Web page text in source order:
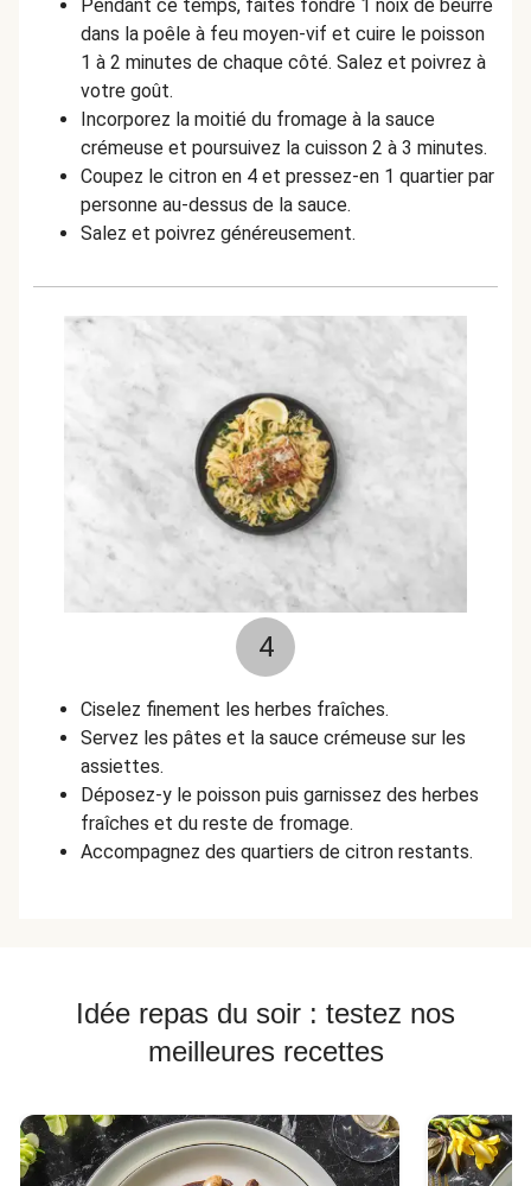
Pendant ce temps, faites fondre 1 noix de beurre
dans la poêle à feu moyen-vif et cuire le poisson
1 à 2 minutes de chaque côté. Salez et poivrez à
votre goût.
Incorporez la moitié du fromage à la sauce
crémeuse et poursuivez la cuisson 2 à 3 minutes.
Coupez le citron en 4 et pressez-en 1 quartier par
personne au-dessus de la sauce.
Salez et poivrez généreusement.
4
Ciselez finement les herbes fraîches.
Servez les pâtes et la sauce crémeuse sur les
assiettes.
Déposez-y le poisson puis garnissez des herbes
fraîches et du reste de fromage.
Accompagnez des quartiers de citron restants.
Idée repas du soir : testez nos
meilleures recettes